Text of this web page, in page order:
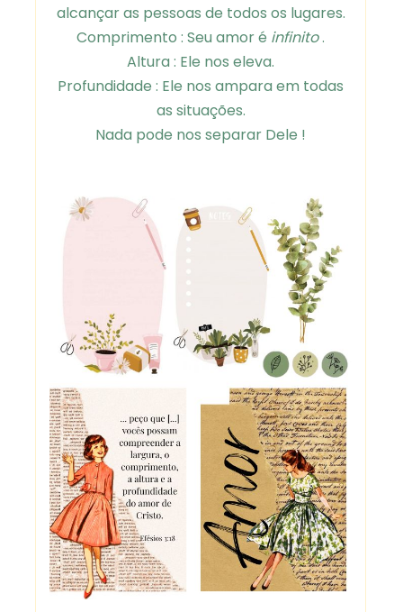
alcançar as pessoas de todos os lugares.
Comprimento : Seu amor é infinito.
Altura : Ele nos eleva.
Profundidade : Ele nos ampara em todas
as situações.
Nada pode nos separar Dele !